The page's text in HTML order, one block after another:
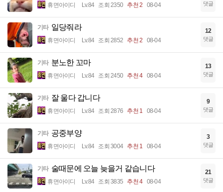
휴면아이디 Lv.84 조회 2350 추천 2 08-04 댓글
기타 일당줘라
휴면아이디 Lv.84 조회 2852 추천 2 08-04
12
댓글
기타 분노한 꼬마
휴면아이디 Lv.84 조회 2450 추천 4 08-04
13
댓글
기타 잘 울다 갑니다
휴면아이디 Lv.84 조회 2876 추천 1 08-04
9
댓글
기타 공중부양
휴면아이디 Lv.84 조회 3004 추천 1 08-04
3
댓글
기타 술때문에 오늘 늦을거 같습니다
휴면아이디 Lv.84 조회 3835 추천 4 08-04
21
댓글